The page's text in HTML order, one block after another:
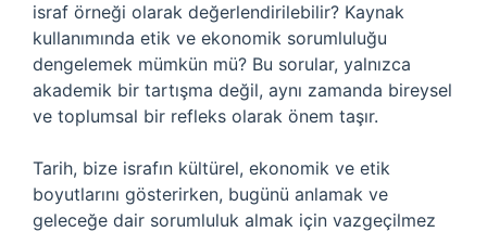
israf örneği olarak değerlendirilebilir? Kaynak
kullanımında etik ve ekonomik sorumluluğu
dengelemek mümkün mü? Bu sorular, yalnızca
akademik bir tartışma değil, aynı zamanda bireysel
ve toplumsal bir refleks olarak önem taşır.
Tarih, bize israfın kültürel, ekonomik ve etik
boyutlarını gösterirken, bugünü anlamak ve
geleceğe dair sorumluluk almak için vazgeçilmez